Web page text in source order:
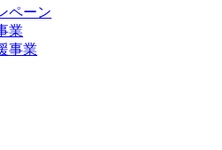
ペーン
業
事業